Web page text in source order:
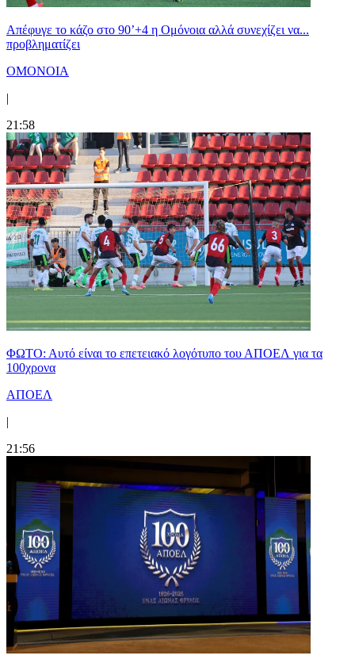
Απέφυγε το κάζο στο 90’+4 η Ομόνοια αλλά συνεχίζει να...
προβληματίζει
ΟΜΟΝΟΙΑ
|
21:58
ΦΩΤΟ: Αυτό είναι το επετειακό λογότυπο του ΑΠΟΕΛ για τα
100χρονα
ΑΠΟΕΛ
|
21:56